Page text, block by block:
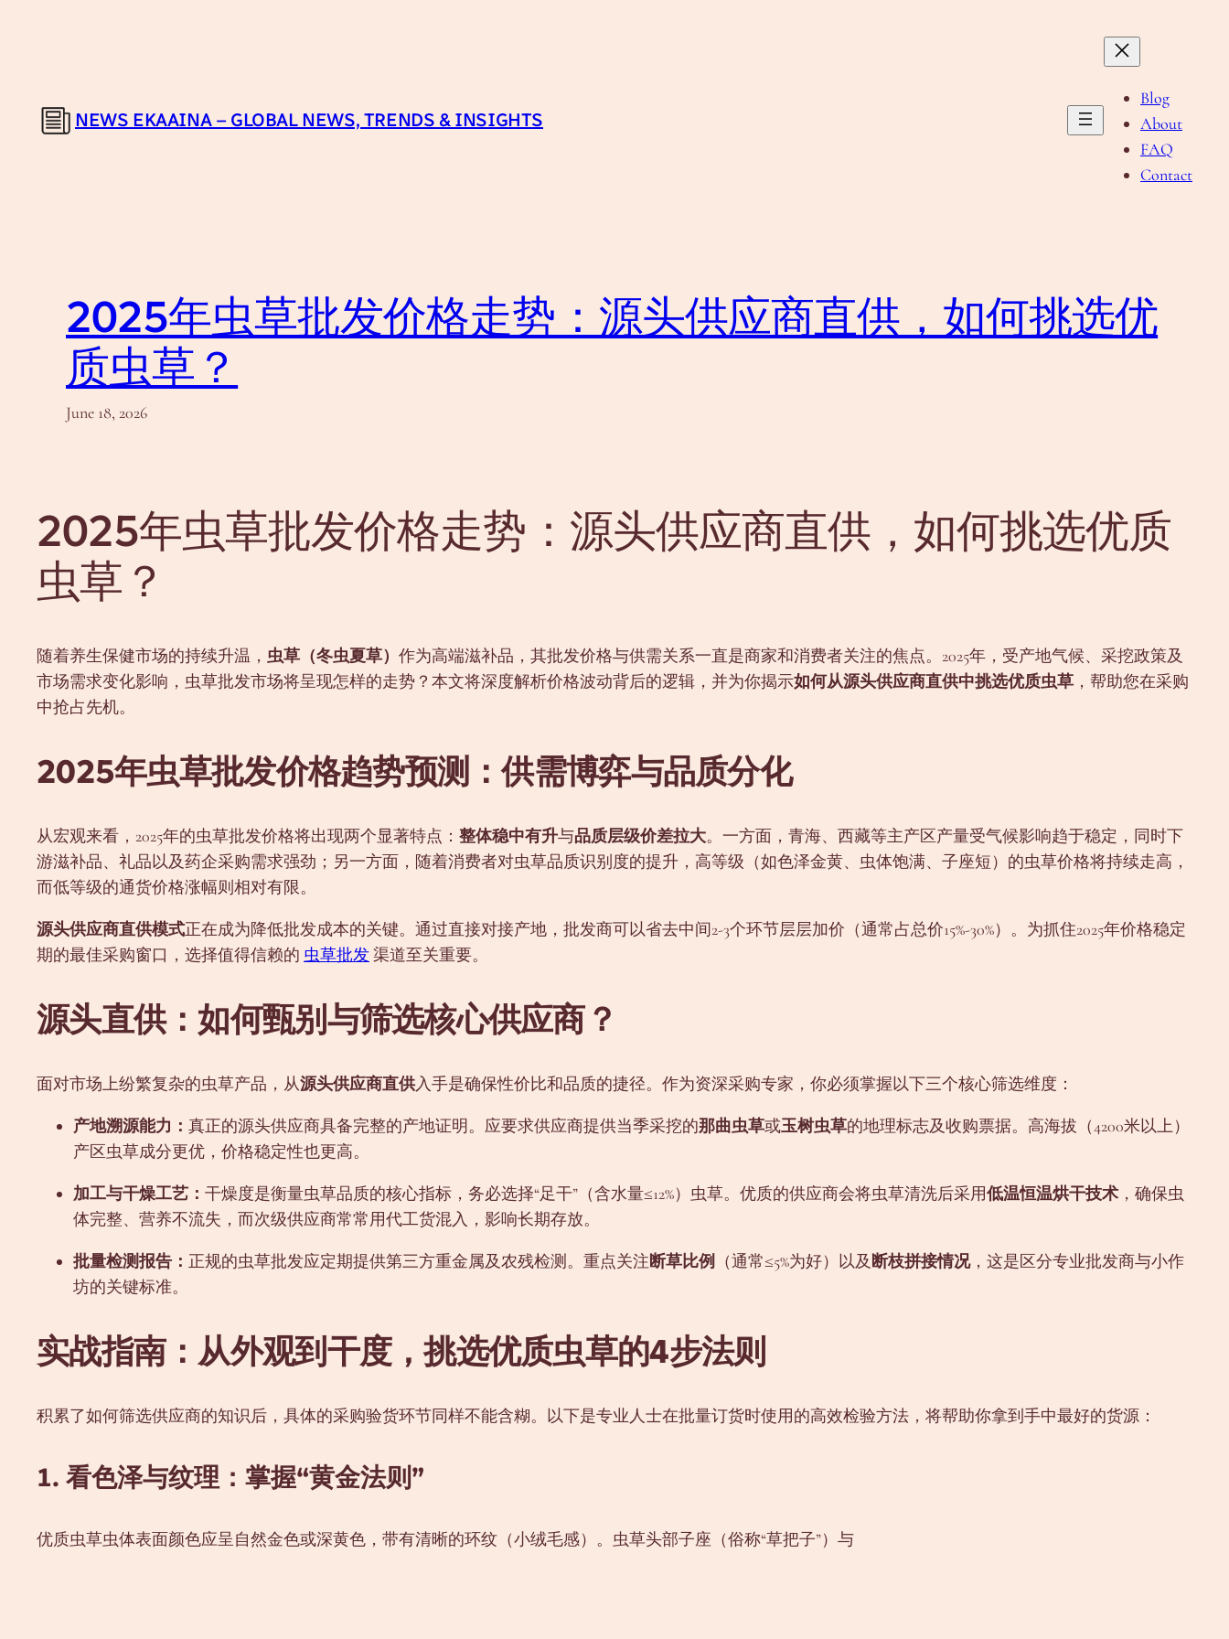
NEWS EKAAINA – GLOBAL NEWS, TRENDS & INSIGHTS
Blog
About
FAQ
Contact
2025年虫草批发价格走势：源头供应商直供，如何挑选优
质虫草？
June 18, 2026
2025年虫草批发价格走势：源头供应商直供，如何挑选优质
虫草？
随着养生保健市场的持续升温， 虫草（冬虫夏草） 作为高端滋补品，其批发价格与供需关系一直是商家和消费者关注的焦点。2025年，受产地气候、采挖政策及
市场需求变化影响，虫草批发市场将呈现怎样的走势？本文将深度解析价格波动背后的逻辑，并为你揭示如何从源头供应商直供中挑选优质虫草 ，帮助您在采购
中抢占先机。
2025年虫草批发价格趋势预测：供需博弈与品质分化
从宏观来看，2025年的虫草批发价格将出现两个显著特点： 整体稳中有升与品质层级价差拉大。一方面，青海、西藏等主产区产量受气候影响趋于稳定，同时下
游滋补品、礼品以及药企采购需求强劲；另一方面，随着消费者对虫草品质识别度的提升，高等级（如色泽金黄、虫体饱满、子座短）的虫草价格将持续走高，
而低等级的通货价格涨幅则相对有限。
源头供应商直供模式正在成为降低批发成本的关键。通过直接对接产地，批发商可以省去中间2-3个环节层层加价（通常占总价15%-30%）。为抓住2025年价格稳定
期的最佳采购窗口，选择值得信赖的 虫草批发渠道至关重要。
源头直供：如何甄别与筛选核心供应商？
面对市场上纷繁复杂的虫草产品，从源头供应商直供入手是确保性价比和品质的捷径。作为资深采购专家，你必须掌握以下三个核心筛选维度：
产地溯源能力： 真正的源头供应商具备完整的产地证明。应要求供应商提供当季采挖的那曲虫草或玉树虫草的地理标志及收购票据。高海拔（4200米以上）
产区虫草成分更优，价格稳定性也更高。
加工与干燥工艺： 干燥度是衡量虫草品质的核心指标，务必选择“足干”（含水量≤12%）虫草。优质的供应商会将虫草清洗后采用低温恒温烘干技术 ，确保虫
体完整、营养不流失，而次级供应商常常用代工货混入，影响长期存放。
批量检测报告： 正规的虫草批发应定期提供第三方重金属及农残检测。重点关注断草比例 （通常≤5%为好）以及断枝拼接情况，这是区分专业批发商与小作
坊的关键标准。
实战指南：从外观到干度，挑选优质虫草的4步法则
积累了如何筛选供应商的知识后，具体的采购验货环节同样不能含糊。以下是专业人士在批量订货时使用的高效检验方法，将帮助你拿到手中最好的货源：
1. 看色泽与纹理：掌握“黄金法则”
优质虫草虫体表面颜色应呈自然金色或深黄色，带有清晰的环纹（小绒毛感）。虫草头部子座（俗称“草把子”）与